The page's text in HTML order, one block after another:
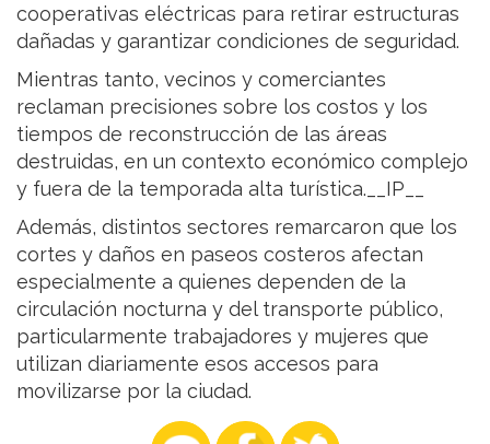
cooperativas eléctricas para retirar estructuras
dañadas y garantizar condiciones de seguridad.
Mientras tanto, vecinos y comerciantes
reclaman precisiones sobre los costos y los
tiempos de reconstrucción de las áreas
destruidas, en un contexto económico complejo
y fuera de la temporada alta turística.__IP__
Además, distintos sectores remarcaron que los
cortes y daños en paseos costeros afectan
especialmente a quienes dependen de la
circulación nocturna y del transporte público,
particularmente trabajadores y mujeres que
utilizan diariamente esos accesos para
movilizarse por la ciudad.